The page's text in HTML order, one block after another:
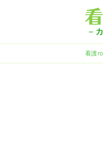
看護